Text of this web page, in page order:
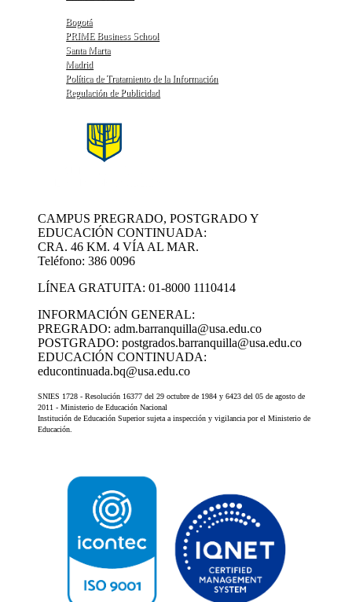
Bogotá
PRIME Business School
Santa Marta
Madrid
Política de Tratamiento de la Información
Regulación de Publicidad
CAMPUS PREGRADO, POSTGRADO Y
EDUCACIÓN CONTINUADA:
CRA. 46 KM. 4 VÍA AL MAR.
Teléfono: 386 0096
LÍNEA GRATUITA: 01-8000 1110414
INFORMACIÓN GENERAL:
PREGRADO: adm.barranquilla@usa.edu.co
POSTGRADO: postgrados.barranquilla@usa.edu.co
EDUCACIÓN CONTINUADA:
educontinuada.bq@usa.edu.co
SNIES 1728 - Resolución 16377 del 29 octubre de 1984 y 6423 del 05 de agosto de
2011 - Ministerio de Educación Nacional
Institución de Educación Superior sujeta a inspección y vigilancia por el Ministerio de
Educación.